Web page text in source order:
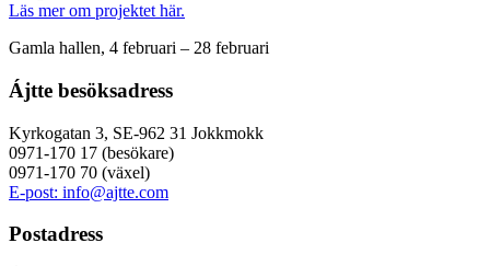
Läs mer om projektet här.
Gamla hallen, 4 februari – 28 februari
Ájtte besöksadress
Kyrkogatan 3, SE-962 31 Jokkmokk
0971-170 17 (besökare)
0971-170 70 (växel)
E-post: info@ajtte.com
Postadress